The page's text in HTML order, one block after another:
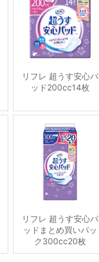
リフレ 超うす安心パ
ッド200cc14枚
リフレ 超うす安心パ
ッドまとめ買いパッ
ク300cc20枚